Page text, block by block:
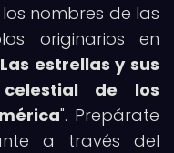
nombres de las
originarios en
Las estrellas y sus
de los
". Prepárate
a través del